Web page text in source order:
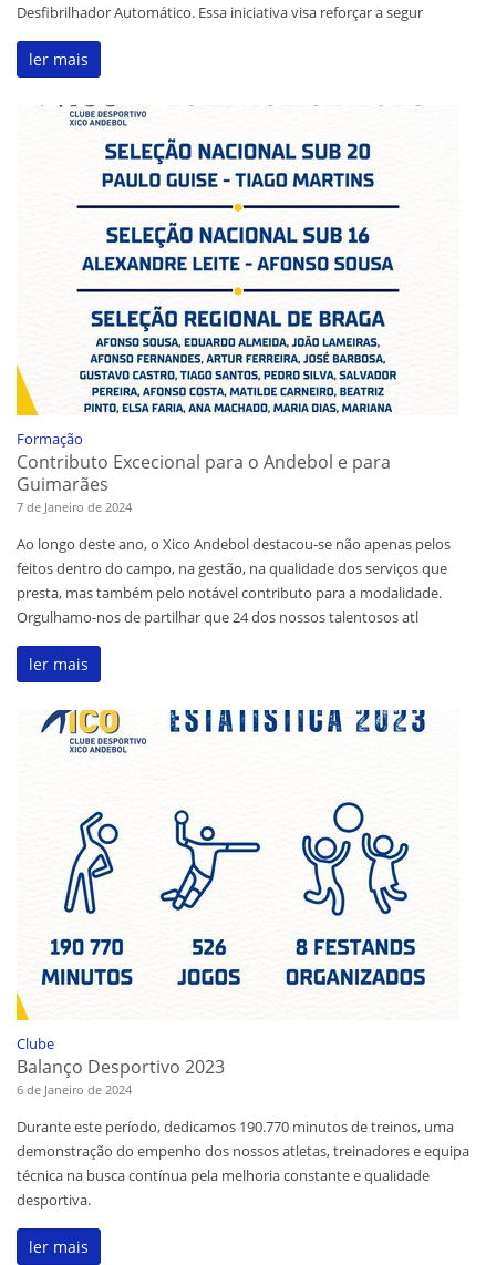
Desfibrilhador Automático. Essa iniciativa visa reforçar a segur
ler mais
Formação
Contributo Excecional para o Andebol e para
Guimarães
7 de Janeiro de 2024
Ao longo deste ano, o Xico Andebol destacou-se não apenas pelos
feitos dentro do campo, na gestão, na qualidade dos serviços que
presta, mas também pelo notável contributo para a modalidade.
Orgulhamo-nos de partilhar que 24 dos nossos talentosos atl
ler mais
Clube
Balanço Desportivo 2023
6 de Janeiro de 2024
Durante este período, dedicamos 190.770 minutos de treinos, uma
demonstração do empenho dos nossos atletas, treinadores e equipa
técnica na busca contínua pela melhoria constante e qualidade
desportiva.
ler mais